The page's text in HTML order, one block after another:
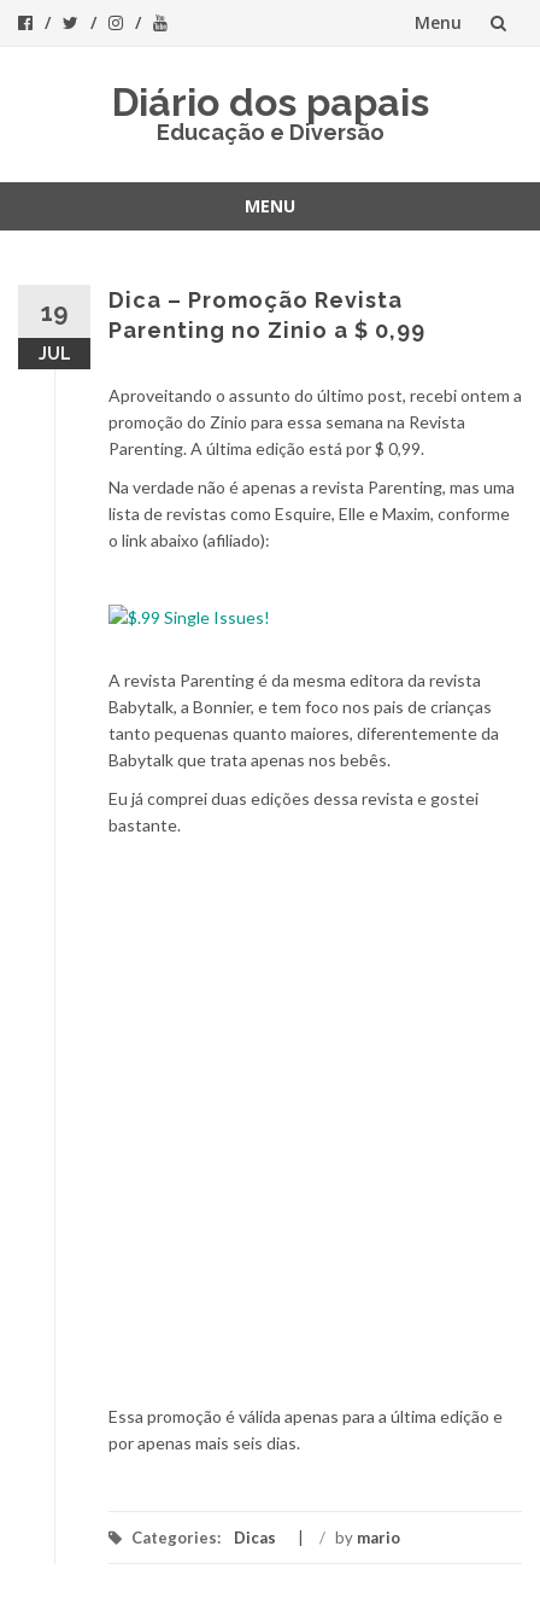
Menu
Diário dos papais
Educação e Diversão
MENU
19
JUL
Dica – Promoção Revista
Parenting no Zinio a $ 0,99
Aproveitando o assunto do último post, recebi ontem a
promoção do Zinio para essa semana na Revista
Parenting. A última edição está por $ 0,99.
Na verdade não é apenas a revista Parenting, mas uma
lista de revistas como Esquire, Elle e Maxim, conforme
o link abaixo (afiliado):
A revista Parenting é da mesma editora da revista
Babytalk, a Bonnier, e tem foco nos pais de crianças
tanto pequenas quanto maiores, diferentemente da
Babytalk que trata apenas nos bebês.
Eu já comprei duas edições dessa revista e gostei
bastante.
Essa promoção é válida apenas para a última edição e
por apenas mais seis dias.
Categories: Dicas / by mario